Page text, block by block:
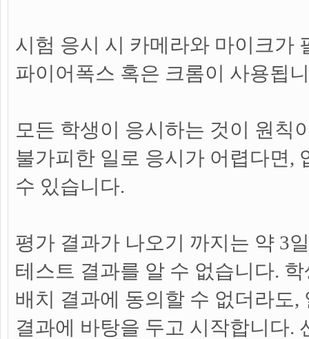
시험 응시 시 카메라와 마이크가
파이어폭스 혹은 크롬이 사용됩
모든 학생이 응시하는 것이 원칙
불가피한 일로 응시가 어렵다면,
수 있습니다.
평가 결과가 나오기 까지는 약 3
테스트 결과를 알 수 없습니다.
배치 결과에 동의할 수 없더라도,
결과에 바탕을 두고 시작합니다.